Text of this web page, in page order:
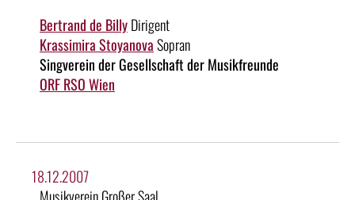
Bertrand de BillyDirigent
Krassimira StoyanovaSopran
Singverein der Gesellschaft der Musikfreunde
ORF RSO Wien
18.12.2007
Musikverein Großer Saal